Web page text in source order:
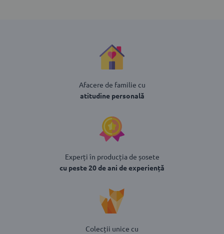
Afacere de familie cu
atitudine personală
Experți în producția de șosete
cu peste 20 de ani de experiență
Colecții unice cu